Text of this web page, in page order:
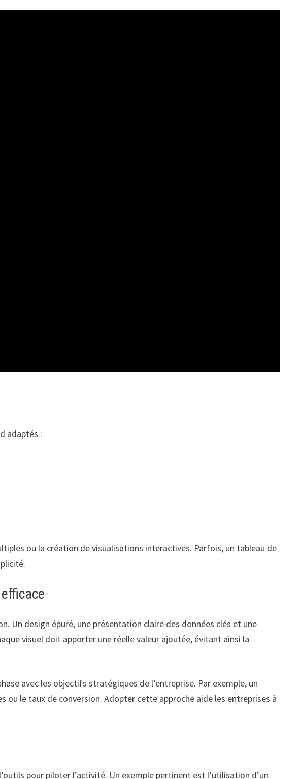
adaptés :
ou la création de visualisations interactives. Parfois, un tableau de
Un design épuré, une présentation claire des données clés et une
visuel doit apporter une réelle valeur ajoutée, évitant ainsi la
avec les objectifs stratégiques de l’entreprise. Par exemple, un
ou le taux de conversion. Adopter cette approche aide les entreprises à
pour piloter l’activité. Un exemple pertinent est l’utilisation d’un